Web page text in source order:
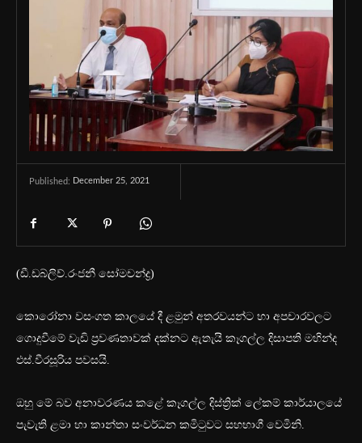
Published: December 25, 2021
(ඩී.ඩබ්ලිව්.රංජනී සෝමචන්ද්‍ර)
කොරෝනා වසංගත කාලයේ දී ළමුන් අතරවයන්ට හා අපචාරවලට
ගොදුවීමේ වැඩි ප්‍රවණතාවක් දක්නට ඇතැයි කෑගල්ල දිසාපති මහින්ද
එස්.වීරසූරිය පවසයි.
ඔහු මේ බව අනාවරණය කළේ කෑගල්ල දිස්ත්‍රික් ලේකම් කාර්යාලයේ
පැවැති ළමා හා කාන්තා සංවර්ධන කමිටුවට සහභාගී වෙමිනි.